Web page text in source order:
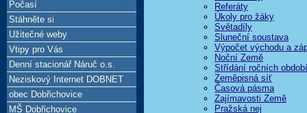
Referáty
Úkoly pro žáky
Světadíly
Sluneční soustava
Výpočet východu a
Noční Země
Střídání ročních období
Zeměpisná síť
Časová pásma
Zajímavosti Země
Pražská nej
Počasí
Stáhněte si
Užitečné weby
Vtipy pro Vás
Denní stacionář Náruč o.s.
Neziskový Internet DOBNET
obec Dobřichovice
MŠ Dobřichovice